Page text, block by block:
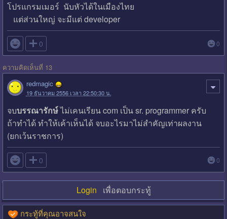
โปรแกรมเมอร์ นับหัวได้ในเมืองไทย
แต่ส่วนใหญ่ จะมีแต่ developer
 0 0
ความคิดเห็นที่ 13
redmagic
19 ธันวาคม 2556 เวลา 22:50:30 น.
จบบรรณารักษ์ไม่เคนเรียน com เป็น sr. programmer ครับ
ถ้าทำได้ ทำให้เค้าเห็นได้ จบอะไรมาไม่สำคัญเท่าผลงาน
(ยกเว้นราชการ)
 0 0
Login เพื่อตอบกระทู้
กระทู้ที่คุณอาจสนใจ